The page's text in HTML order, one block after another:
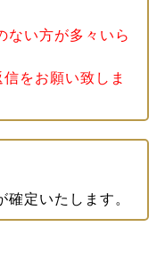
ない方が多々いら
をお願い致しま
定いたします。